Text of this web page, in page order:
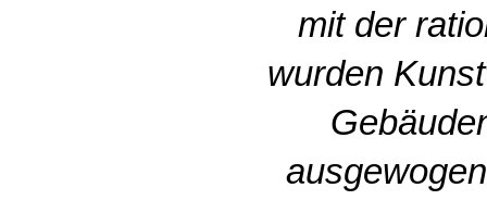
mit der
wurden